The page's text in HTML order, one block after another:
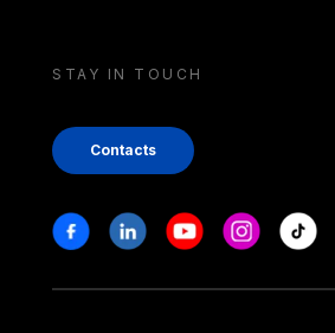
STAY IN TOUCH
Contacts
Stay in touch
FacebookLinkedinYoutubeInstagram
Tiktok